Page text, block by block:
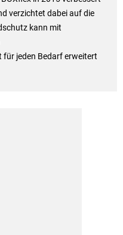
verzichtet dabei auf die
kann mit
für jeden Bedarf erweitert